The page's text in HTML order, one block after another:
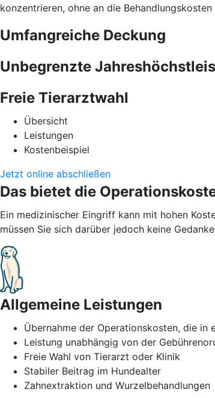
konzentrieren, ohne an die Behandlungskosten
Umfangreiche Deckung
Unbegrenzte
Freie Tierarztwahl
Übersicht
Leistungen
Kostenbeispiel
Jetzt online abschließen
Das bietet die
Ein medizinischer Eingriff kann mit hohen
müssen Sie sich darüber jedoch keine
Allgemeine Leistungen
Übernahme der Operationskosten, die
Leistung unabhängig von der
Freie Wahl von Tierarzt oder Klinik
Stabiler Beitrag im Hundealter
Zahnextraktion und Wurzelbehandlungen